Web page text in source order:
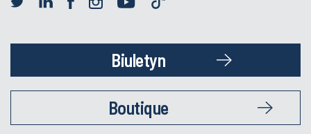
Biuletyn
Boutique